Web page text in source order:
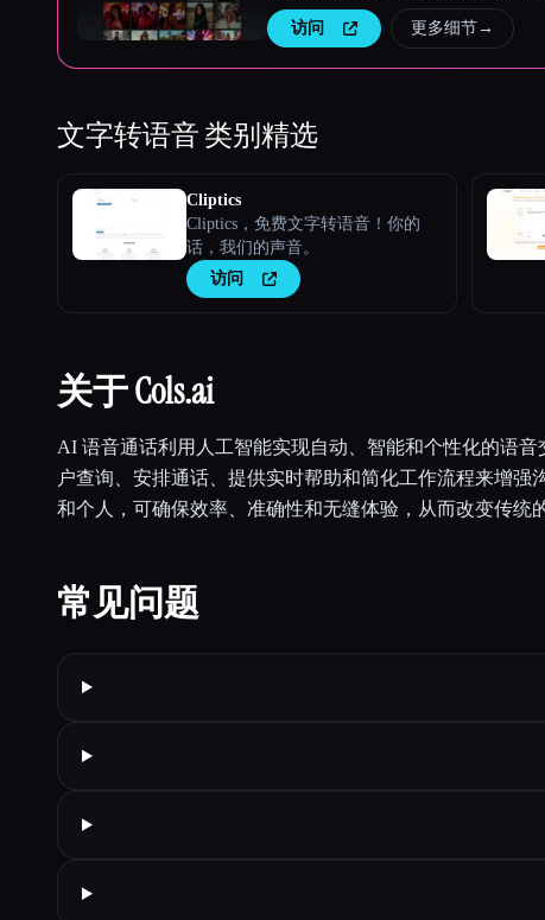
访问 更多细节→
文字转语音类别精选
Cliptics
Cliptics，免费文字转语音！你的
话，我们的声音。
访问
关于 Cols.ai
AI 语音通话利用人工智能实现自动、智能和个性化的语音
户查询、安排通话、提供实时帮助和简化工作流程来增强
和个人，可确保效率、准确性和无缝体验，从而改变传统
常见问题